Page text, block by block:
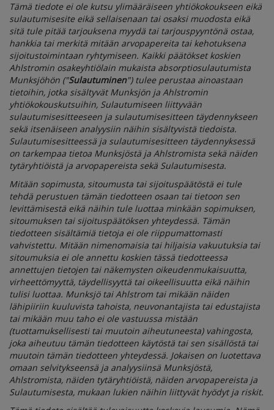
Tämä tiedote ei ole kutsu ylimääräiseen yhtiökokoukseen eikä
sulautumisesite eikä sellaisenaan tai osaksi muodosta eikä
sitä tule pitää tarjouksena myydä tai tarjouspyyntönä ostaa,
hankkia tai merkitä mitään arvopapereita tai kehotuksena
sijoitustoimintaan ryhtymiseen. Kaikki päätökset koskien
Ahlstromin osakeyhtiölain mukaista absorptiosulautumista
Munksjöhön ("Sulautuminen") tulee perustaa ainoastaan
tietoihin, jotka sisältyvät Munksjön ja Ahlstromin
yhtiökokouskutsuihin, Sulautumiseen liittyvään
sulautumisesitteeseen ja sulautumisesitteen täydennykseen
sekä itsenäiseen analyysiin näihin sisältyvistä tiedoista.
Sulautumisesitteessä ja sulautumisesitteen täydennyksessä
on tarkempaa tietoa Munksjöstä ja Ahlstromista sekä näiden
tytäryhtiöistä ja arvopapereista sekä Sulautumisesta.
Mitään sopimusta, sitoumusta tai sijoituspäätöstä ei tule
tehdä perustuen tämän tiedotteen osaan tai tietoon sen
levittämisestä eikä näihin tule luottaa minkään sopimuksen,
sitoumuksen tai sijoituspäätöksen yhteydessä. Tämän
tiedotteen sisältämiä tietoja ei ole riippumattomasti
vahvistettu. Mitään nimenomaisia tai hiljaisia vakuutuksia tai
sitoumuksia ei ole annettu koskien tässä tiedotteessa
annettujen tietojen tai näkemysten oikeudenmukaisuutta,
virheettömyyttä, täydellisyyttä tai oikeellisuutta eikä näihin
tulisi luottaa. Munksjö tai Ahlstrom tai mikään näiden
lähipiiriin kuuluvista tahoista, neuvonantajista tai edustajista
tai mikään muu taho ei ole vastuussa mistään
(tuottamuksellisesti tai muutoin aiheutuneesta) vahingosta,
joka aiheutuu tämän tiedotteen käytöstä tai sen sisällöstä tai
muutoin tämän tiedotteen yhteydessä. Jokaisen on luotettava
omaan selvitykseensä ja analyysiinsä Munksjöstä,
Ahlstromista, näiden tytäryhtiöistä, näiden arvopapereista ja
Sulautumisesta, mukaan lukien näihin liittyvät hyödyt ja riskit.